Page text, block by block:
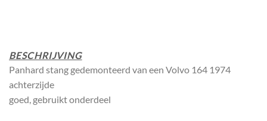
BESCHRIJVING
Panhard stang gedemonteerd van een Volvo 164 1974
achterzijde
goed, gebruikt onderdeel